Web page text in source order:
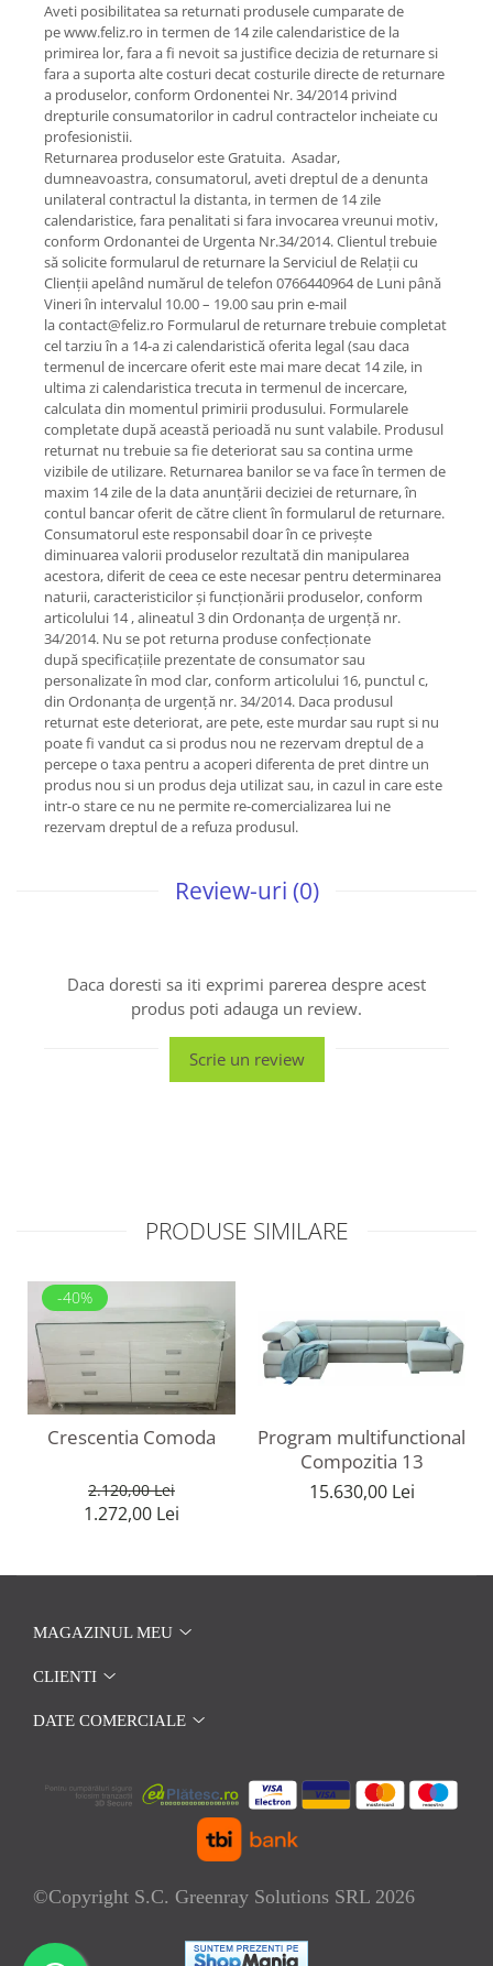
Aveti posibilitatea sa returnati produsele cumparate de
pe www.feliz.ro in termen de 14 zile calendaristice de la
primirea lor, fara a fi nevoit sa justifice decizia de returnare si
fara a suporta alte costuri decat costurile directe de returnare
a produselor, conform Ordonentei Nr. 34/2014 privind
drepturile consumatorilor in cadrul contractelor incheiate cu
profesionistii.
Returnarea produselor este Gratuita. Asadar,
dumneavoastra, consumatorul, aveti dreptul de a denunta
unilateral contractul la distanta, in termen de 14 zile
calendaristice, fara penalitati si fara invocarea vreunui motiv,
conform Ordonantei de Urgenta Nr.34/2014. Clientul trebuie
să solicite formularul de returnare la Serviciul de Relații cu
Clienții apelând numărul de telefon 0766440964 de Luni până
Vineri în intervalul 10.00 – 19.00 sau prin e-mail
la contact@feliz.ro Formularul de returnare trebuie completat
cel tarziu în a 14-a zi calendaristică oferita legal (sau daca
termenul de incercare oferit este mai mare decat 14 zile, in
ultima zi calendaristica trecuta in termenul de incercare,
calculata din momentul primirii produsului. Formularele
completate după această perioadă nu sunt valabile. Produsul
returnat nu trebuie sa fie deteriorat sau sa contina urme
vizibile de utilizare. Returnarea banilor se va face în termen de
maxim 14 zile de la data anunțării deciziei de returnare, în
contul bancar oferit de către client în formularul de returnare.
Consumatorul este responsabil doar în ce privește
diminuarea valorii produselor rezultată din manipularea
acestora, diferit de ceea ce este necesar pentru determinarea
naturii, caracteristicilor și funcționării produselor, conform
articolului 14 , alineatul 3 din Ordonanța de urgență nr.
34/2014. Nu se pot returna produse confecționate
după specificațiile prezentate de consumator sau
personalizate în mod clar, conform articolului 16, punctul c,
din Ordonanța de urgență nr. 34/2014. Daca produsul
returnat este deteriorat, are pete, este murdar sau rupt si nu
poate fi vandut ca si produs nou ne rezervam dreptul de a
percepe o taxa pentru a acoperi diferenta de pret dintre un
produs nou si un produs deja utilizat sau, in cazul in care este
intr-o stare ce nu ne permite re-comercializarea lui ne
rezervam dreptul de a refuza produsul.
Review-uri (0)
Daca doresti sa iti exprimi parerea despre acest
produs poti adauga un review.
Scrie un review
PRODUSE SIMILARE
-40%
Crescentia Comoda
2.120,00 Lei
1.272,00 Lei
Program multifunctional
Compozitia 13
15.630,00 Lei
MAGAZINUL MEU
CLIENTI
DATE COMERCIALE
©Copyright S.C. Greenray Solutions SRL 2026